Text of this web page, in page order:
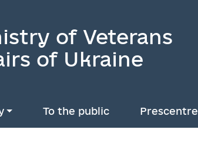
of Veterans
of Ukraine
To the public Prescentre